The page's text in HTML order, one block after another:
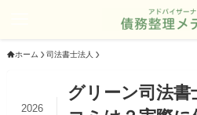
ホーム 司法書士法人
グリーン司法書
2026